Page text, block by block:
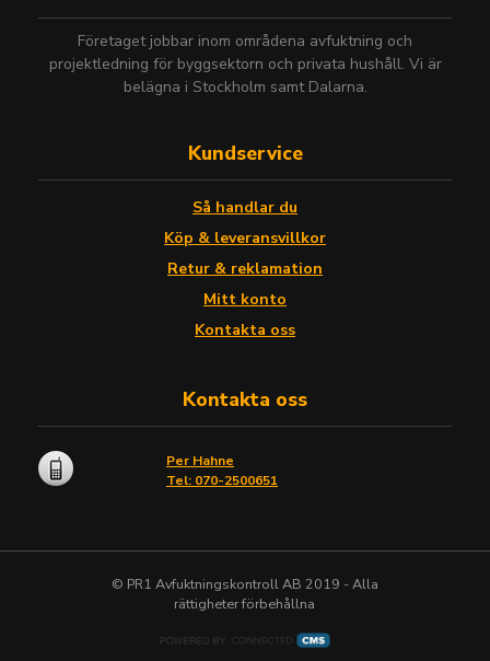
Företaget jobbar inom områdena avfuktning och
projektledning för byggsektorn och privata hushåll. Vi är
belägna i Stockholm samt Dalarna.
Kundservice
Så handlar du
Köp & leveransvillkor
Retur & reklamation
Mitt konto
Kontakta oss
Kontakta oss
Per Hahne
Tel: 070-2500651
© PR1 Avfuktningskontroll AB 2019 - Alla
rättigheter förbehållna